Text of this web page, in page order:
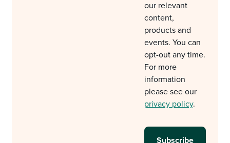
our relevant
content,
products and
events. You can
opt-out any time.
For more
information
please see our
privacy policy.